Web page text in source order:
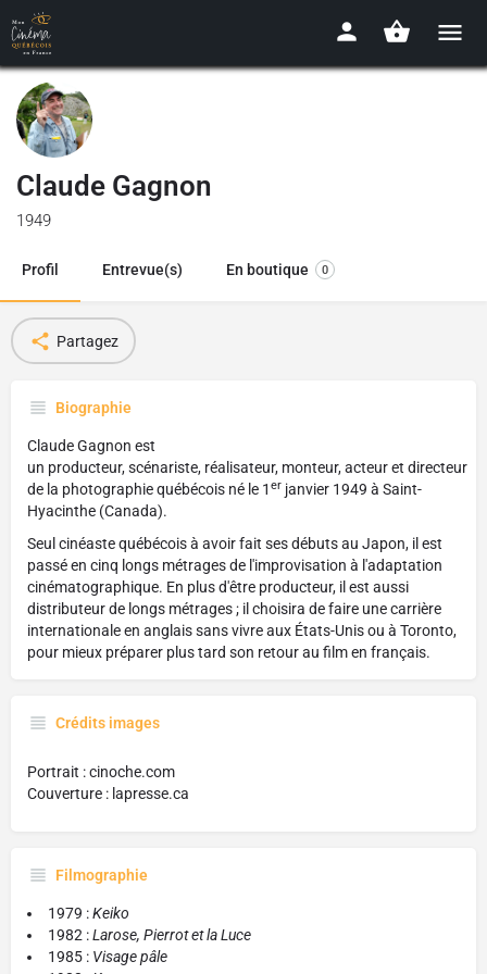
Claude Gagnon
1949
Profil Entrevue(s) En boutique 0
Partagez
Biographie
Claude Gagnon est
un producteur, scénariste, réalisateur, monteur, acteur et directeur
de la photographie québécois né le 1 er janvier 1949 à Saint-
Hyacinthe (Canada).
Seul cinéaste québécois à avoir fait ses débuts au Japon, il est
passé en cinq longs métrages de l'improvisation à l'adaptation
cinématographique. En plus d'être producteur, il est aussi
distributeur de longs métrages ; il choisira de faire une carrière
internationale en anglais sans vivre aux États-Unis ou à Toronto,
pour mieux préparer plus tard son retour au film en français.
Crédits images
Portrait : cinoche.com
Couverture : lapresse.ca
Filmographie
1979 :Keiko
1982 :Larose, Pierrot et la Luce
1985 : Visage pâle